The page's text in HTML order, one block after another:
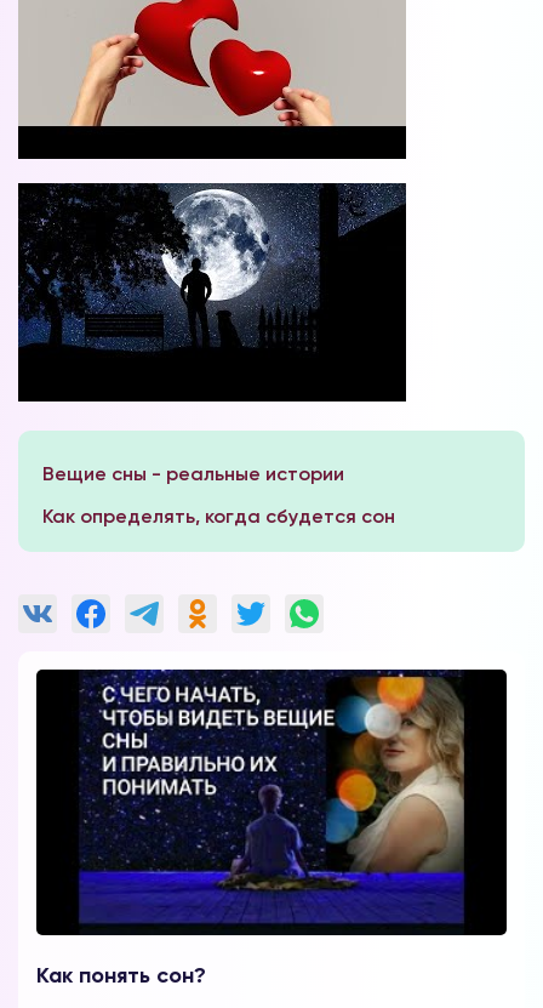
Вещие сны - реальные истории
Как определять, когда сбудется сон
Как понять сон?